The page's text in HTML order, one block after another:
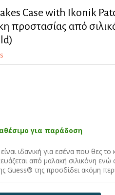
Case with Ikonik
προστασίας από
για παράδοση
ιδανική για εσένα που θες το
από μαλακή σιλικόνη ενώ
Guess® της προσδίδει ακόμη